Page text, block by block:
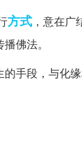
方式 ，意在
佛法。
手段，与化